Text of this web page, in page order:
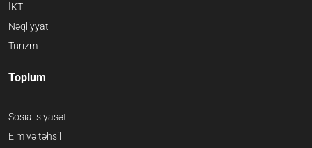
İKT
Nəqliyyat
Turizm
Toplum
Sosial siyasət
Elm və təhsil